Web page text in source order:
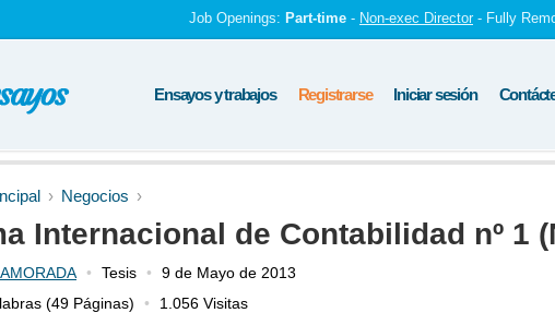
Job Openings: Part-time - Non-exec Director - Fully
Ensayos y trabajos Registrarse Iniciar sesión
Negocios
Internacional de Contabilidad nº 1
Tesis
9 de Mayo de 2013
(49 Páginas) 1.056 Visitas